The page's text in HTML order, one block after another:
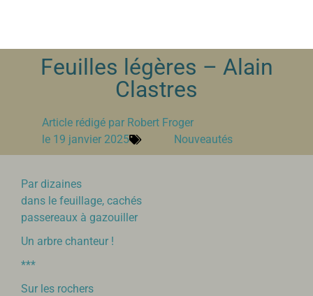
Feuilles légères – Alain
Clastres
Article rédigé par Robert Froger
le 19 janvier 2025 Nouveautés
Par dizaines
dans le feuillage, cachés
passereaux à gazouiller
Un arbre chanteur !
***
Sur les rochers